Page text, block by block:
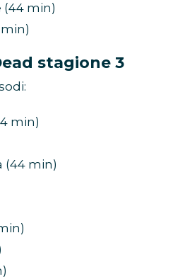
(44 min)
stagione 3
min)
(44 min)